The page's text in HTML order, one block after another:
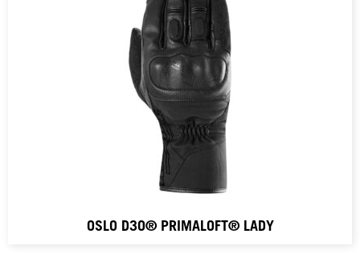
OSLO D3O® PRIMALOFT® LADY